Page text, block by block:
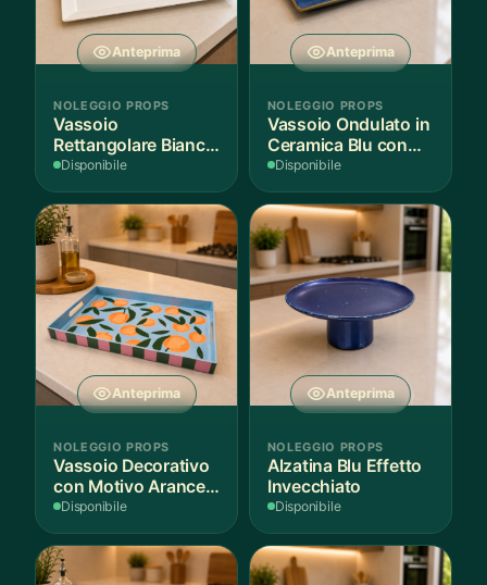
Anteprima
NOLEGGIO PROPS
Vassoio
Rettangolare Bianco
per Scenografie
Disponibile
Anteprima
NOLEGGIO PROPS
Vassoio Ondulato in
Ceramica Blu con
Bordo Dorato
Disponibile
Anteprima
NOLEGGIO PROPS
Vassoio Decorativo
con Motivo Arance e
Foglie
Disponibile
Anteprima
NOLEGGIO PROPS
Alzatina Blu Effetto
Invecchiato
Disponibile